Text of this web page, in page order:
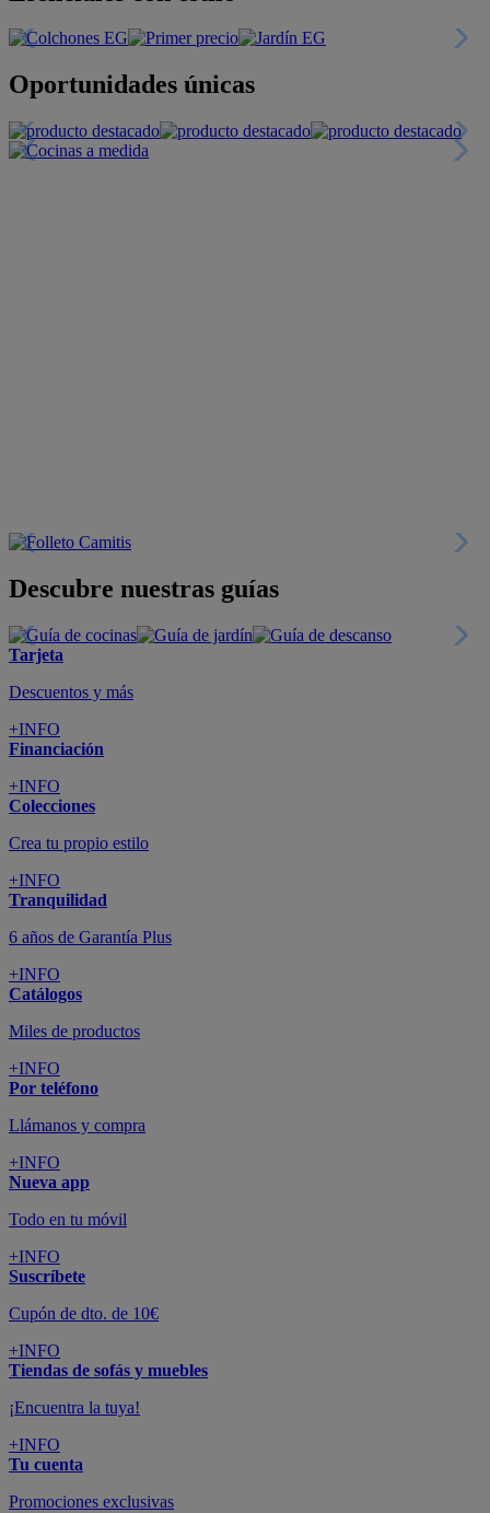
Oportunidades únicas
Descubre nuestras guías
Tarjeta
Descuentos y más
+INFO
Financiación
+INFO
Colecciones
Crea tu propio estilo
+INFO
Tranquilidad
6 años de Garantía Plus
+INFO
Catálogos
Miles de productos
+INFO
Por teléfono
Llámanos y compra
+INFO
Nueva app
Todo en tu móvil
+INFO
Suscríbete
Cupón de dto. de 10€
+INFO
Tiendas de sofás y muebles
¡Encuentra la tuya!
+INFO
Tu cuenta
Promociones exclusivas